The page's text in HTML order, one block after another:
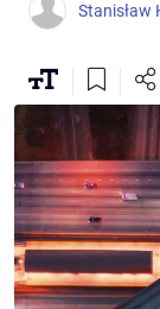
Stanisław